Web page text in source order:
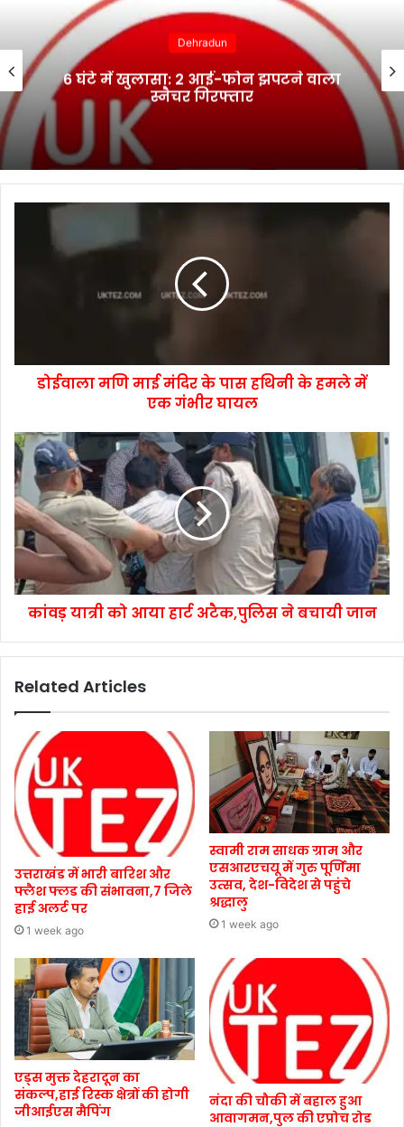
Dehradun
6 घंटे में खुलासा: 2 आई-फोन झपटने वाला
स्नैचर गिरफ्तार
डोईवाला मणि माई मंदिर के पास हथिनी के हमले में
एक गंभीर घायल
कांवड़ यात्री को आया हार्ट अटैक,पुलिस ने बचायी जान
Related Articles
उत्तराखंड में भारी बारिश और
फ्लैश फ्लड की संभावना,7 जिले
हाई अलर्ट पर
1 week ago
स्वामी राम साधक ग्राम और
एसआरएचयू में गुरु पूर्णिमा
उत्सव, देश-विदेश से पहुंचे
श्रद्धालु
1 week ago
एड्स मुक्त देहरादून का
संकल्प,हाई रिस्क क्षेत्रों की होगी
जीआईएस मैपिंग
नंदा की चौकी में बहाल हुआ
आवागमन,पुल की एप्रोच रोड